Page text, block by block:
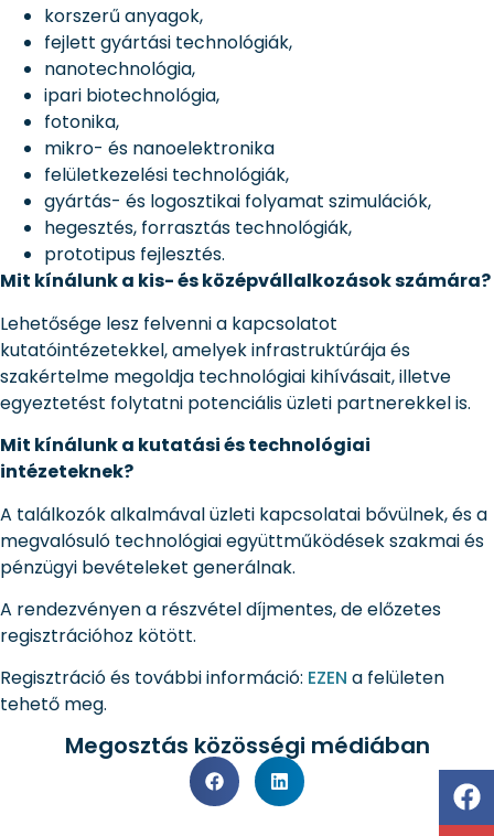
korszerű anyagok,
fejlett gyártási technológiák,
nanotechnológia,
ipari biotechnológia,
fotonika,
mikro- és nanoelektronika
felületkezelési technológiák,
gyártás- és logosztikai folyamat szimulációk,
hegesztés, forrasztás technológiák,
prototipus fejlesztés.
Mit kínálunk a kis- és középvállalkozások számára?
Lehetősége lesz felvenni a kapcsolatot
kutatóintézetekkel, amelyek infrastruktúrája és
szakértelme megoldja technológiai kihívásait, illetve
egyeztetést folytatni potenciális üzleti partnerekkel is.
Mit kínálunk a kutatási és technológiai
intézeteknek?
A találkozók alkalmával üzleti kapcsolatai bővülnek, és a
megvalósuló technológiai együttműködések szakmai és
pénzügyi bevételeket generálnak.
A rendezvényen a részvétel díjmentes, de előzetes
regisztrációhoz kötött.
Regisztráció és további információ: EZEN a felületen
tehető meg.
Megosztás közösségi médiában